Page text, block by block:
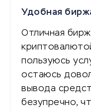
Удобная
Отличная
пользуюсь
остаюсь
вывода
безупречно,